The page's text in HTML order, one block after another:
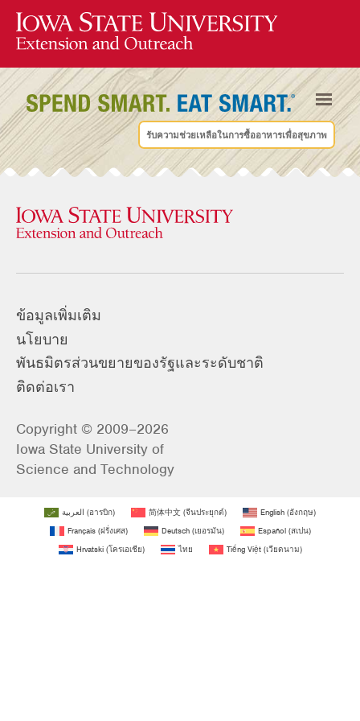
รับความช่วยเหลือในการซื้ออาหารเพื่อสุขภาพ
ข้อมูลเพิ่มเติม
นโยบาย
พันธมิตรส่วนขยายของรัฐและระดับชาติ
ติดต่อเรา
Copyright © 2009–2026
Iowa State University of
Science and Technology
العربية (อารบิก) 简体中文 (จีนประยุกต์) English (อังกฤษ)
Français(ฝรั่งเศส) Deutsch(เยอรมัน) Español(สเปน)
Hrvatski(โครเอเชีย) ไทย Tiếng Việt(เวียดนาม)